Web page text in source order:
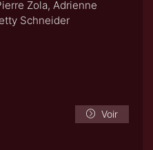
Zola, Adrienne
Schneider
Voir